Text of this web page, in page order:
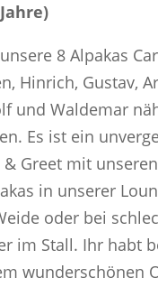
8 Alpakas
Hinrich, Gustav,
und Waldemar
Es ist ein
& Greet mit
in unserer
oder bei
im Stall. Ihr habt
wunderschönen